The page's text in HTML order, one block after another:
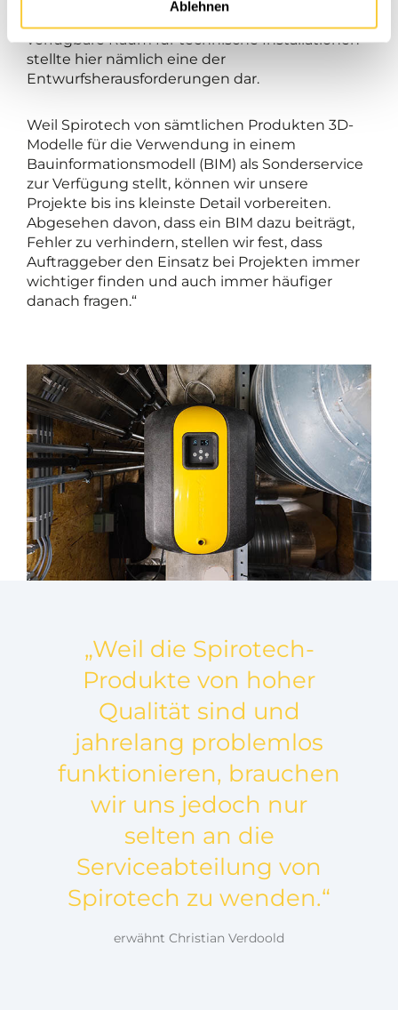
Ablehnen
verfügbare Raum für technische Installationen
stellte hier nämlich eine der
Entwurfsherausforderungen dar.
Weil Spirotech von sämtlichen Produkten 3D-
Modelle für die Verwendung in einem
Bauinformationsmodell (BIM) als Sonderservice
zur Verfügung stellt, können wir unsere
Projekte bis ins kleinste Detail vorbereiten.
Abgesehen davon, dass ein BIM dazu beiträgt,
Fehler zu verhindern, stellen wir fest, dass
Auftraggeber den Einsatz bei Projekten immer
wichtiger finden und auch immer häufiger
danach fragen.“
„Weil die Spirotech-
Produkte von hoher
Qualität sind und
jahrelang problemlos
funktionieren, brauchen
wir uns jedoch nur
selten an die
Serviceabteilung von
Spirotech zu wenden.“
erwähnt Christian Verdoold